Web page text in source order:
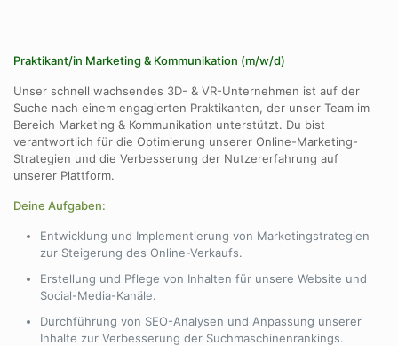
Praktikant/in Marketing & Kommunikation (m/w/d)
Unser schnell wachsendes 3D- & VR-Unternehmen ist auf der
Suche nach einem engagierten Praktikanten, der unser Team im
Bereich Marketing & Kommunikation unterstützt. Du bist
verantwortlich für die Optimierung unserer Online-Marketing-
Strategien und die Verbesserung der Nutzererfahrung auf
unserer Plattform.
Deine Aufgaben:
Entwicklung und Implementierung von Marketingstrategien
zur Steigerung des Online-Verkaufs.
Erstellung und Pflege von Inhalten für unsere Website und
Social-Media-Kanäle.
Durchführung von SEO-Analysen und Anpassung unserer
Inhalte zur Verbesserung der Suchmaschinenrankings.